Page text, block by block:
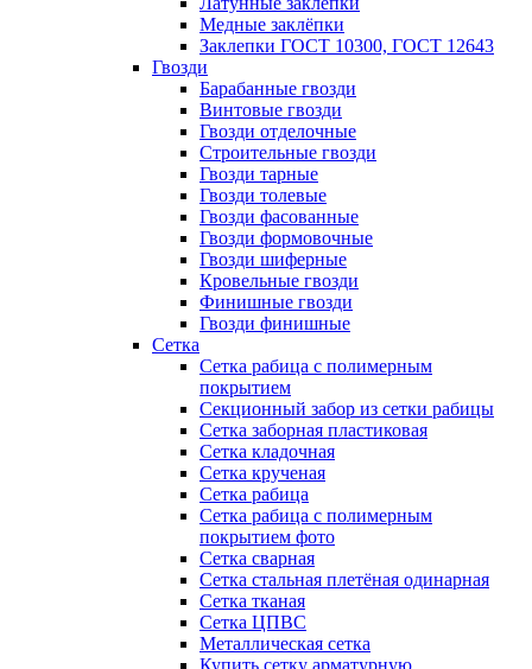
Медные заклёпки
Заклепки ГОСТ 10300, ГОСТ 12643
Гвозди
Барабанные гвозди
Винтовые гвозди
Гвозди отделочные
Строительные гвозди
Гвозди тарные
Гвозди толевые
Гвозди фасованные
Гвозди формовочные
Гвозди шиферные
Кровельные гвозди
Финишные гвозди
Гвозди финишные
Сетка
Сетка рабица с полимерным
покрытием
Секционный забор из сетки рабицы
Сетка заборная пластиковая
Сетка кладочная
Сетка крученая
Сетка рабица
Сетка рабица с полимерным
покрытием фото
Сетка сварная
Сетка стальная плетёная одинарная
Сетка тканая
Сетка ЦПВС
Металлическая сетка
Купить сетку арматурную